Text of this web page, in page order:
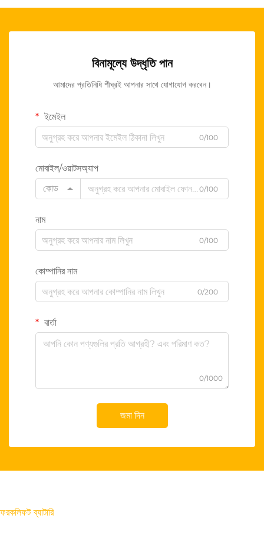
বিনামূল্যে উদ্ধৃতি পান
আমাদের প্রতিনিধি শীঘ্রই আপনার সাথে যোগাযোগ করবেন।
ইমেইল
0/100
মোবাইল/ওয়াটসঅ্যাপ
কোড
0/100
নাম
0/100
কোম্পানির নাম
0/200
বার্তা
0/1000
জমা দিন
ফরকলিফট ব্যাটারি